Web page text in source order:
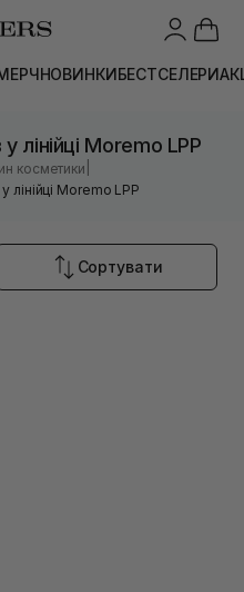
НОВИНКИБЕСТСЕЛЕРИ
лінійці Moremo LPP
косметики
лінійці Moremo LPP
Сортувати